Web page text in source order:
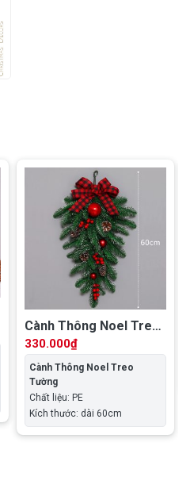
Cành Thông Noel Treo
Tường
330.000₫
Cành Thông Noel Treo
Tường
Chất liệu: PE
Kích thước: dài 60cm